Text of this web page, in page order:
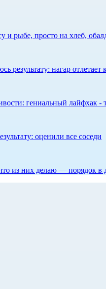
и рыбе, просто на хлеб,
нагар отлетает
гениальный лайфхак -
оценили все соседи
из них делаю — порядок в